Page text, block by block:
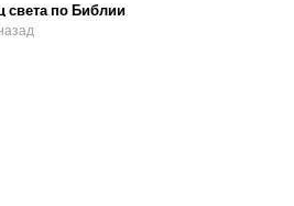
света по Библии